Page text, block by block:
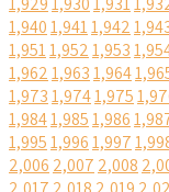
1,9401,9411,942
1,9511,9521,953
1,9621,9631,964
1,9731,9741,975
1,9841,9851,986
1,9951,9961,997
2,006 2,007 2,008